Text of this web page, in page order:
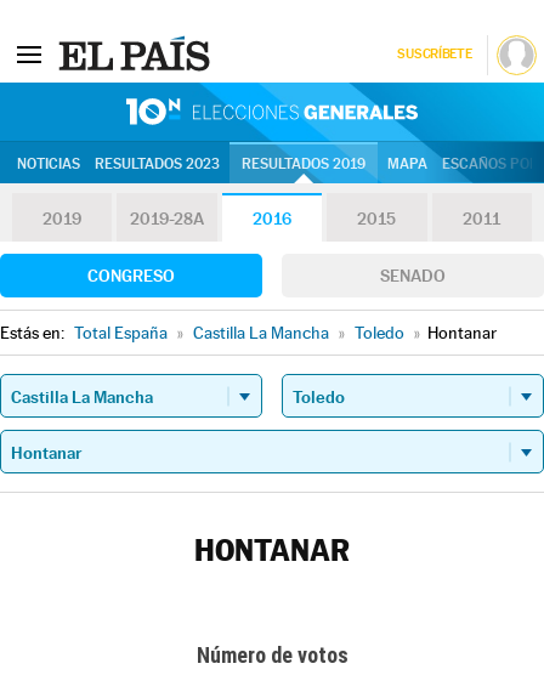
SUSCRÍBETE
NOTICIAS RESULTADOS 2023 RESULTADOS 2019 MAPA ESCAÑOS
2019 2019-28A 2016 2015 2011
CONGRESO SENADO
Estás en: Total España » Castilla La Mancha » Toledo » Hontanar
HONTANAR
Número de votos